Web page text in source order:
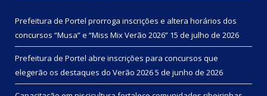
Prefeitura de Portel prorroga inscrições e altera horários dos
concursos “Musa” e “Miss Mix Verão 2026” 15 de julho de 2026
Prefeitura de Portel abre inscrições para concursos que
elegerão os destaques do Verão 20265 de junho de 2026